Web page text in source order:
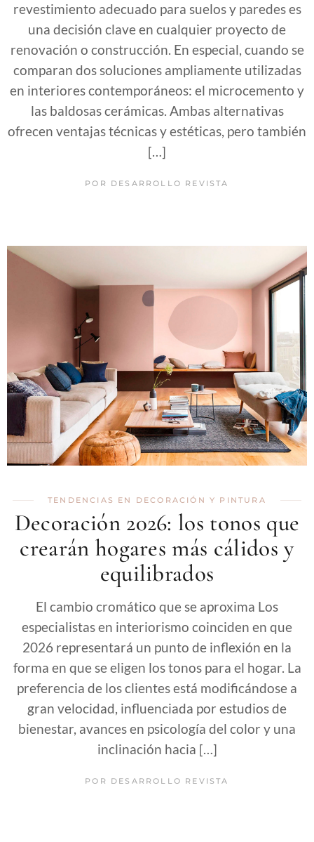
revestimiento adecuado para suelos y paredes es
una decisión clave en cualquier proyecto de
renovación o construcción. En especial, cuando se
comparan dos soluciones ampliamente utilizadas
en interiores contemporáneos: el microcemento y
las baldosas cerámicas. Ambas alternativas
ofrecen ventajas técnicas y estéticas, pero también
[…]
POR DESARROLLO REVISTA
TENDENCIAS EN DECORACIÓN Y PINTURA
Decoración 2026: los tonos que
crearán hogares más cálidos y
equilibrados
El cambio cromático que se aproxima Los
especialistas en interiorismo coinciden en que
2026 representará un punto de inflexión en la
forma en que se eligen los tonos para el hogar. La
preferencia de los clientes está modificándose a
gran velocidad, influenciada por estudios de
bienestar, avances en psicología del color y una
inclinación hacia […]
POR DESARROLLO REVISTA